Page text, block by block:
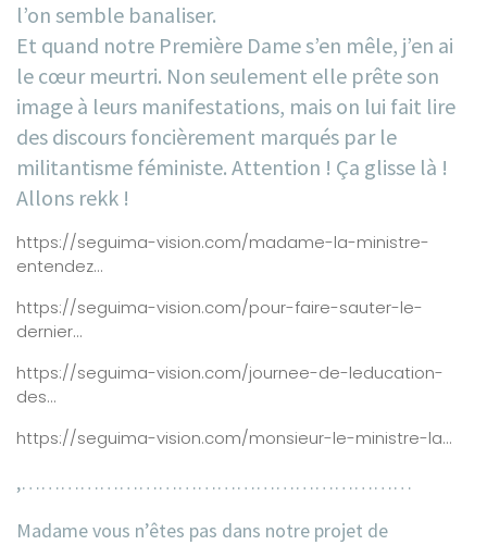
l’on semble banaliser.
Et quand notre Première Dame s’en mêle, j’en ai
le cœur meurtri. Non seulement elle prête son
image à leurs manifestations, mais on lui fait lire
des discours foncièrement marqués par le
militantisme féministe. Attention ! Ça glisse là !
Allons rekk !
https://seguima-vision.com/madame-la-ministre-
entendez…
https://seguima-vision.com/pour-faire-sauter-le-
dernier…
https://seguima-vision.com/journee-de-leducation-
des…
https://seguima-vision.com/monsieur-le-ministre-la…
,……………………………………………………
Madame vous n’êtes pas dans notre projet de